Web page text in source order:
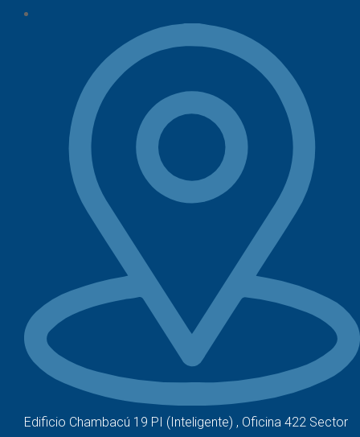
Edificio Chambacú 19 PI (Inteligente) , Oficina 422 Sector